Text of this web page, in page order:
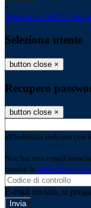
-
Entra con SPID
Seleziona utente
button close ×
Recupero
button close ×
all'indirizzo indicato con
Non hai una e-mail
tramite la Login Spaggiari
E-mail inviata, si